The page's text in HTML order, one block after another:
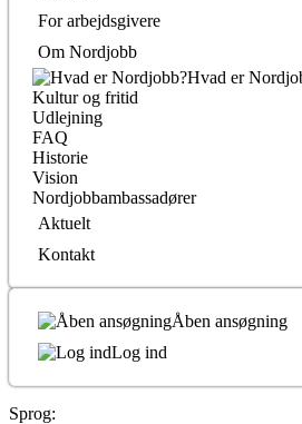
For arbejdsgivere
Om Nordjobb
Hvad er
Kultur og fritid
Udlejning
FAQ
Historie
Vision
Nordjobbambassadører
Aktuelt
Kontakt
Åben ansøgning
Log ind
Sprog: